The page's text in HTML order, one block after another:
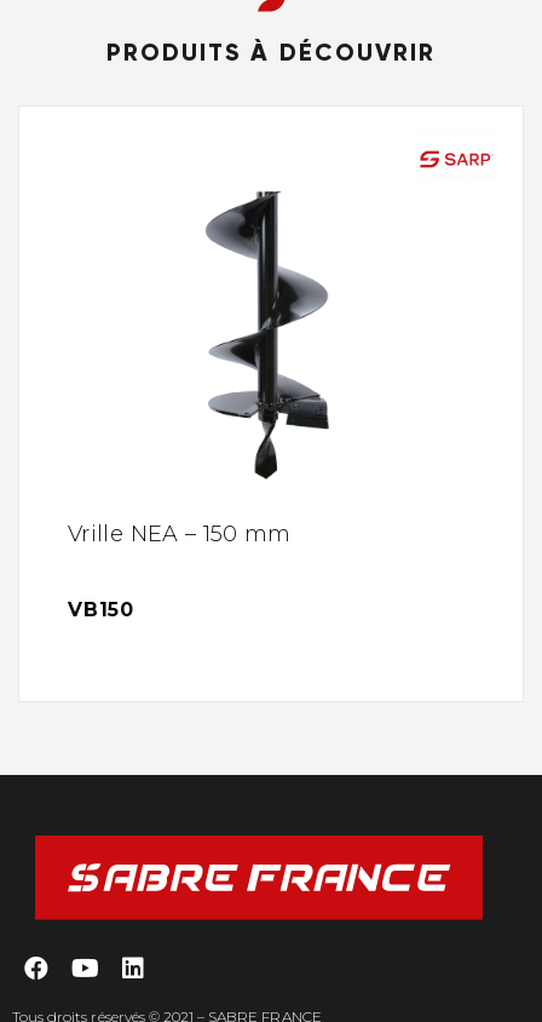
PRODUITS À DÉCOUVRIR
Vrille NEA – 150 mm
VB150
Tous droits réservés © 2021 – SABRE FRANCE